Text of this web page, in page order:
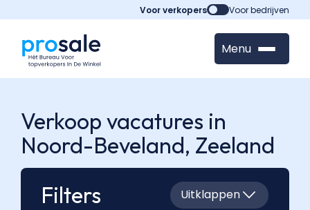
Voor verkopers Voor bedrijven
Menu
Verkoop vacatures in
Noord-Beveland, Zeeland
Filters
Uitklappen